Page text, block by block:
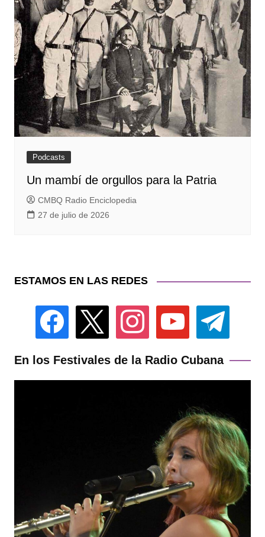
Podcasts
Un mambí de orgullos para la Patria
CMBQ Radio Enciclopedia
27 de julio de 2026
ESTAMOS EN LAS REDES
facebook instagram youtube telegram
En los Festivales de la Radio Cubana